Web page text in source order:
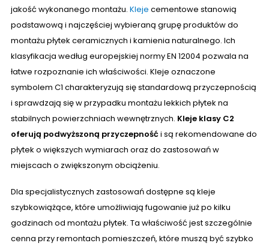
jakość wykonanego montażu.Kleje cementowe stanowią
podstawową i najczęściej wybieraną grupę produktów do
montażu płytek ceramicznych i kamienia naturalnego. Ich
klasyfikacja według europejskiej normy EN 12004 pozwala na
łatwe rozpoznanie ich właściwości. Kleje oznaczone
symbolem C1 charakteryzują się standardową przyczepnością
i sprawdzają się w przypadku montażu lekkich płytek na
stabilnych powierzchniach wewnętrznych. Kleje klasy C2
oferują podwyższoną przyczepnośći są rekomendowane do
płytek o większych wymiarach oraz do zastosowań w
miejscach o zwiększonym obciążeniu.
Dla specjalistycznych zastosowań dostępne są kleje
szybkowiążące, które umożliwiają fugowanie już po kilku
godzinach od montażu płytek. Ta właściwość jest szczególnie
cenna przy remontach pomieszczeń, które muszą być szybko